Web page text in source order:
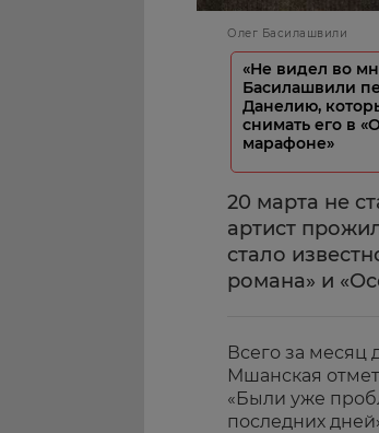
Олег Басилашвили
«Не видел во
Басилашвили
Данелию,
снимать его в
марафоне»
20 марта не
артист
стало
романа» и
Всего за месяц
Мшанская
«Были уже
последних